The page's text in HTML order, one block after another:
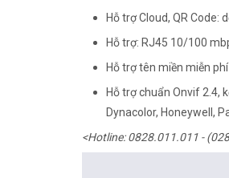
Hỗ trợ Cloud, QR Code:
Hỗ trợ: RJ45 10/100
Hỗ trợ tên miền miễn
Hỗ trợ chuẩn Onvif 2.4,
Dynacolor, Honeywell,
<Hotline: 0828.011.011 -
Tư vấn cách chọn loại